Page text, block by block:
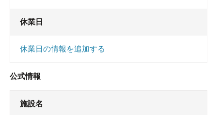
休業日
休業日の情報を追加する
公式情報
施設名